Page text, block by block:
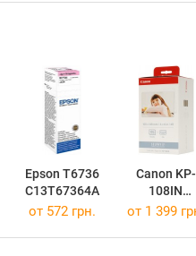
Epson T6736
C13T67364A
Canon KP-
108IN
3115B001
от 572 грн. от 1 399